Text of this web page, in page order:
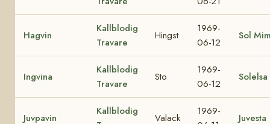
Hagvin
Kallblodig
Travare
Hingst
1969-
06-12
Sol
Ingvina
Kallblodig
Travare
Sto
1969-
06-12
Solelsa
Juvpavin
Kallblodig
Valack
1969-
Juvesta